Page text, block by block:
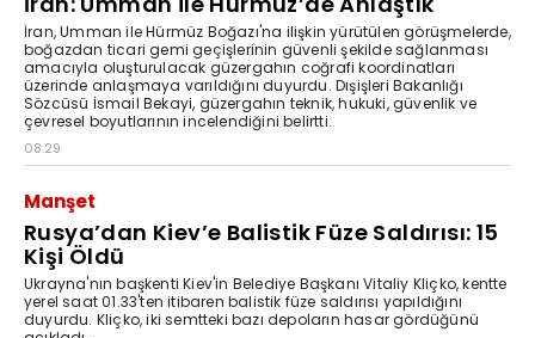
İran, Umman ile Hürmüz Boğazı'na ilişkin yürütülen görüşmelerde,
boğazdan ticari gemi geçişlerinin güvenli şekilde sağlanması
amacıyla oluşturulacak güzergahın coğrafi koordinatları
üzerinde anlaşmaya varıldığını duyurdu. Dışişleri Bakanlığı
Sözcüsü İsmail Bekayi, güzergahın teknik, hukuki, güvenlik ve
çevresel boyutlarının incelendiğini belirtti.
08:29
Manşet
Rusya’dan Kiev’e Balistik Füze Saldırısı: 15
Kişi Öldü
Ukrayna'nın başkenti Kiev'in Belediye Başkanı Vitaliy Kliçko, kentte
yerel saat 01.33'ten itibaren balistik füze saldırısı yapıldığını
duyurdu. Kliçko, iki semtteki bazı depoların hasar gördüğünü